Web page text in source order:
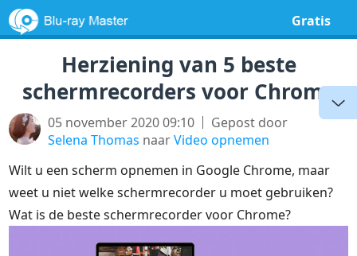
Gratis
Herziening van 5 beste
schermrecorders voor Chrome
05 november 2020 09:10
Gepost door
Selena Thomas naarVideo opnemen
Wilt u een scherm opnemen in Google Chrome, maar
weet u niet welke schermrecorder u moet gebruiken?
Wat is de beste schermrecorder voor Chrome?